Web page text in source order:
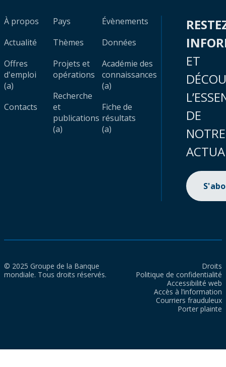
À propos
Actualité
Offres
d'emploi
(a)
Contacts
Pays
Thèmes
Projets et
opérations
Recherche
et
publications
(a)
Évènements
Données
Académie des
connaissances
(a)
Fiche de
résultats
(a)
ET
DE
NOTRE
© 2025 Groupe de la Banque
mondiale. Tous droits réservés.
Droits
Politique de confidentialité
Accessibilité web
Accès à l’information
Courriers frauduleux
Porter plainte